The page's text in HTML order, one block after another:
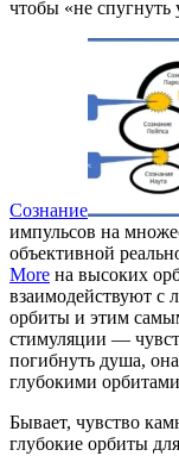
чтобы «не спугнуть
Сознание
импульсов на
объективной
More на высоких
взаимодействуют с
орбиты и этим
стимуляции —
погибнуть душа,
глубокими
Бывает, чувство
глубокие орбиты